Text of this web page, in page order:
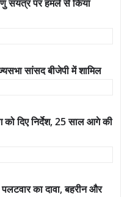
संयंत्र पर हमले से किया
सांसद बीजेपी में शामिल
को दिए निर्देश, 25 साल आगे की
का दावा, बहरीन और